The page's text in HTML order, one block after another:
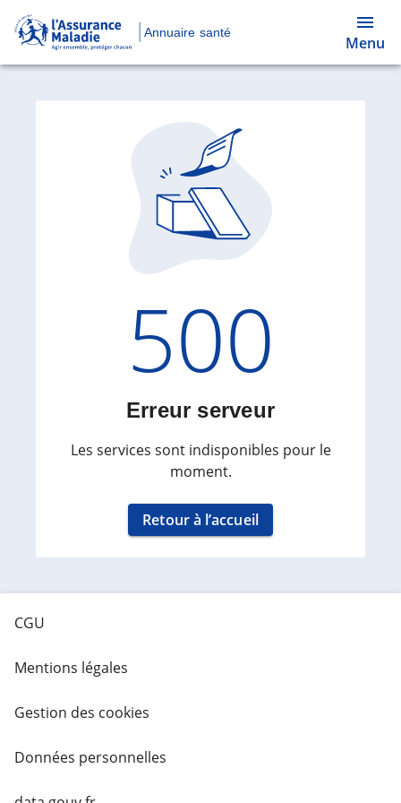
Annuaire santé
Menu
Code
500
Erreur serveur
Les services sont indisponibles pour le
moment.
Retour à l’accueil
CGU
Mentions légales
Gestion des cookies
Données personnelles